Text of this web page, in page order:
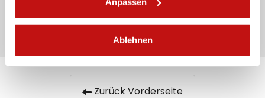
Ablehnen
Senden
Zurück Vorderseite